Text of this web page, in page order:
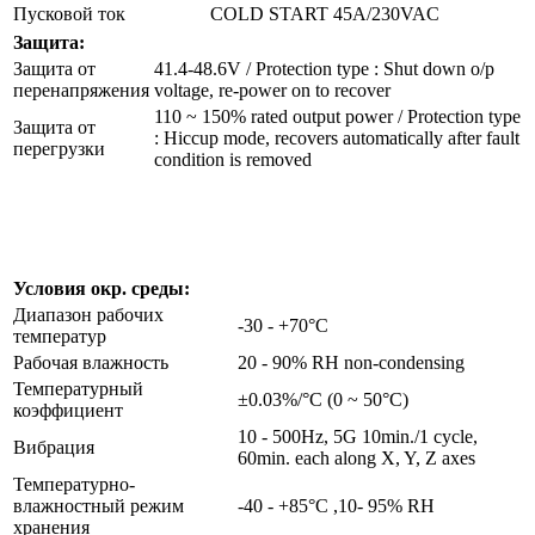
Пусковой ток
COLD START 45A/230VAC
Защита:
Защита от
перенапряжения
41.4-48.6V / Protection type : Shut down o/p
voltage, re-power on to recover
Защита от
перегрузки
110 ~ 150% rated output power / Protection type
: Hiccup mode, recovers automatically after fault
condition is removed
Условия окр. среды:
Диапазон рабочих
температур
-30 - +70°C
Рабочая влажность
20 - 90% RH non-condensing
Температурный
коэффициент
±0.03%/°C (0 ~ 50°C)
Вибрация
10 - 500Hz, 5G 10min./1 cycle,
60min. each along X, Y, Z axes
Температурно-
влажностный режим
хранения
-40 - +85°C ,10- 95% RH